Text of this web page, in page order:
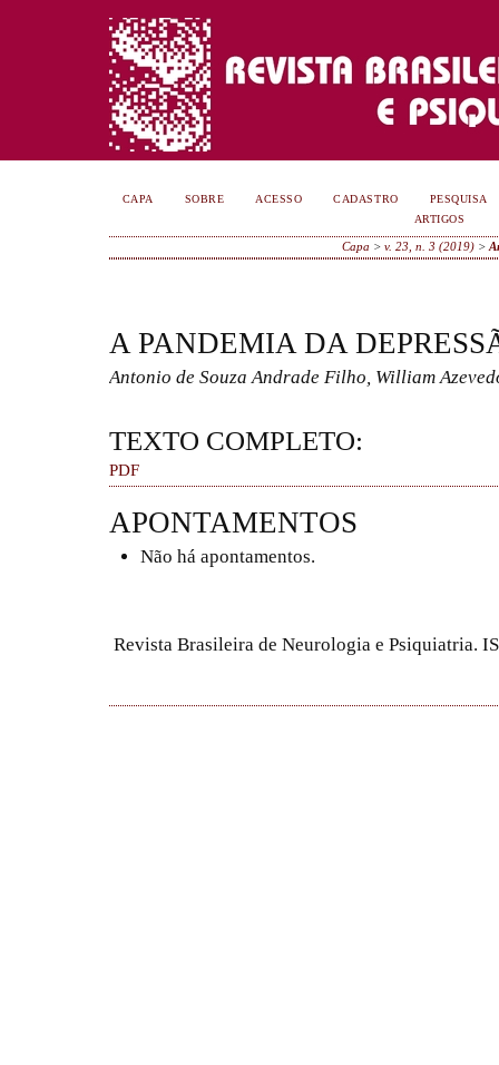
CAPA SOBRE ACESSO CADASTRO
PESQUISA
ARTIGOS
Capa > v. 23, n. 3 (2019)>
A PANDEMIA DA
Antonio de Souza Andrade Filho, William
TEXTO COMPLETO:
PDF
APONTAMENTOS
Não há apontamentos.
Revista Brasileira de Neurologia e Psiquiatria.